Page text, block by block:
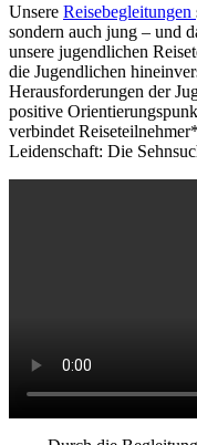
Unsere Reisebegleitungen
sondern auch jung – und
unsere jugendlichen
die Jugendlichen
Herausforderungen der
positive
verbindet
Leidenschaft: Die